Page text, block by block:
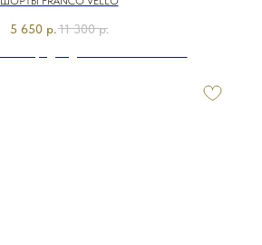
5 650 р.11 300 р.